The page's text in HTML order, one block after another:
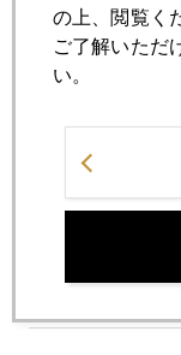
2013年11月18日
日米欧の「緩和
イエレン氏から
イエレン氏から
の上、閲覧く
ご了解いただ
い。